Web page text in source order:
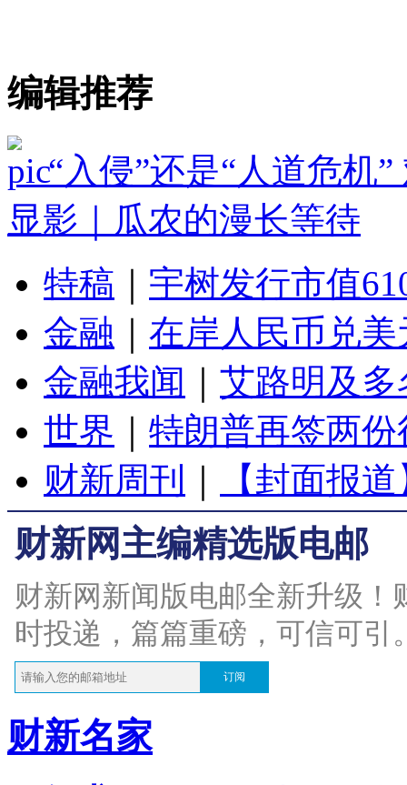
编辑推荐
“入侵”还是“人道危机
显影｜瓜农的漫长等待
特稿
宇树发行市值
金融
在岸人民币兑
金融我闻
艾路明及
世界
特朗普再签两
财新周刊
【封面报
财新网主编精选版电邮
财新网新闻版电邮全新升级
时投递，篇篇重磅，可信可引
订阅
财新名家